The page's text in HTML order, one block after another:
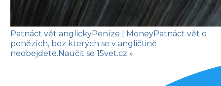
Patnáct vět anglickyPeníze | MoneyPatnáct vět o
penězích, bez kterých se v angličtině
neobejdete.Naučit se 15vet.cz »